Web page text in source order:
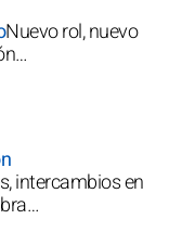
Nuevo rol, nuevo
intercambios en